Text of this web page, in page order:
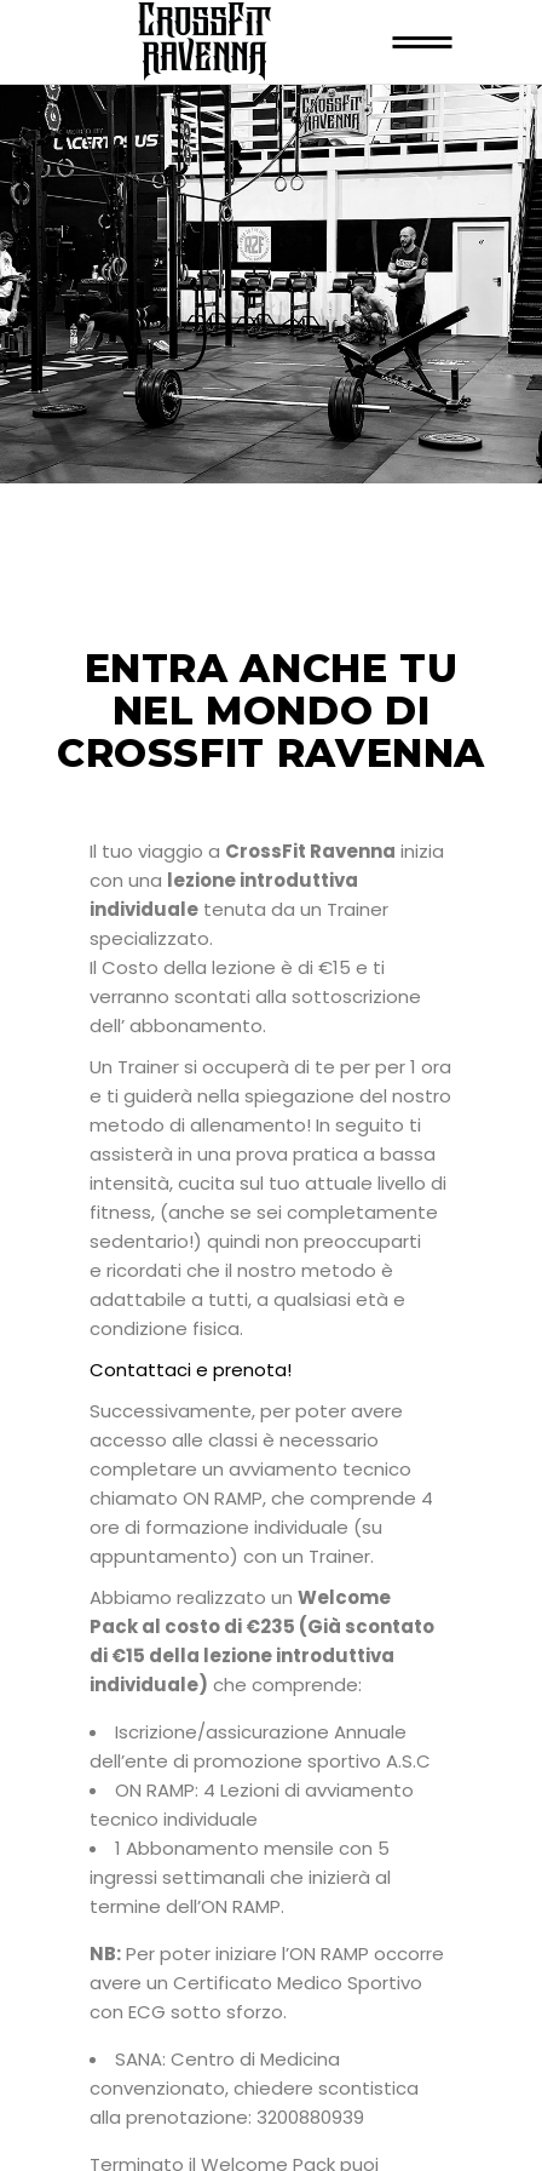
ENTRA ANCHE TU
NEL MONDO DI
CROSSFIT RAVENNA
Il tuo viaggio a CrossFit Ravenna inizia
con una lezione introduttiva
individuale tenuta da un Trainer
specializzato.
Il Costo della lezione è di €15 e ti
verranno scontati alla sottoscrizione
dell’ abbonamento.
Un Trainer si occuperà di te per per 1 ora
e ti guiderà nella spiegazione del nostro
metodo di allenamento! In seguito ti
assisterà in una prova pratica a bassa
intensità, cucita sul tuo attuale livello di
fitness, (anche se sei completamente
sedentario!) quindi non preoccuparti
e ricordati che il nostro metodo è
adattabile a tutti, a qualsiasi età e
condizione fisica.
Contattaci e prenota!
Successivamente, per poter avere
accesso alle classi è necessario
completare un avviamento tecnico
chiamato ON RAMP, che comprende 4
ore di formazione individuale (su
appuntamento) con un Trainer.
Abbiamo realizzato un Welcome
Pack al costo di €235 (Già scontato
di €15 della lezione introduttiva
individuale) che comprende:
Iscrizione/assicurazione Annuale
dell’ente di promozione sportivo A.S.C
ON RAMP: 4 Lezioni di avviamento
tecnico individuale
1 Abbonamento mensile con 5
ingressi settimanali che inizierà al
termine dell’ON RAMP.
NB:Per poter iniziare l’ON RAMP occorre
avere un Certificato Medico Sportivo
con ECG sotto sforzo.
SANA: Centro di Medicina
convenzionato, chiedere scontistica
alla prenotazione: 3200880939
Terminato il Welcome Pack puoi